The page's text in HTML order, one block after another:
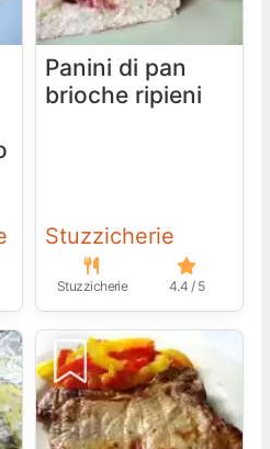
Panini di pan
brioche ripieni
Stuzzicherie
Stuzzicherie 4.4 / 5